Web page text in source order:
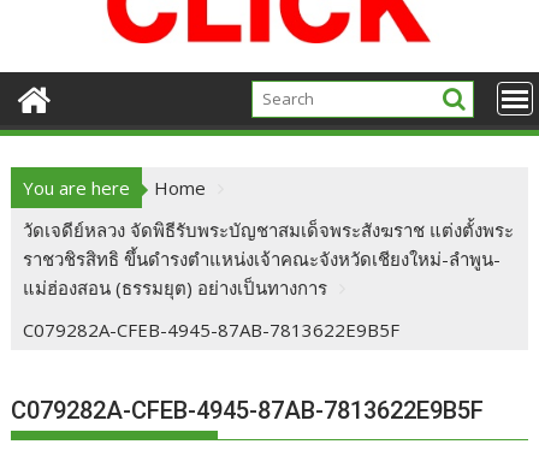
You are here
Home
วัดเจดีย์หลวง จัดพิธีรับพระบัญชาสมเด็จพระสังฆราช แต่งตั้งพระ
ราชวชิรสิทธิ ขึ้นดำรงตำแหน่งเจ้าคณะจังหวัดเชียงใหม่-ลำพูน-
แม่ฮ่องสอน (ธรรมยุต) อย่างเป็นทางการ
C079282A-CFEB-4945-87AB-7813622E9B5F
C079282A-CFEB-4945-87AB-7813622E9B5F